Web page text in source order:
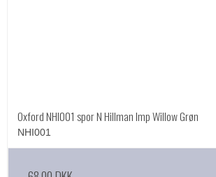
Oxford NHI001 spor N Hillman Imp Willow Grøn
NHI001